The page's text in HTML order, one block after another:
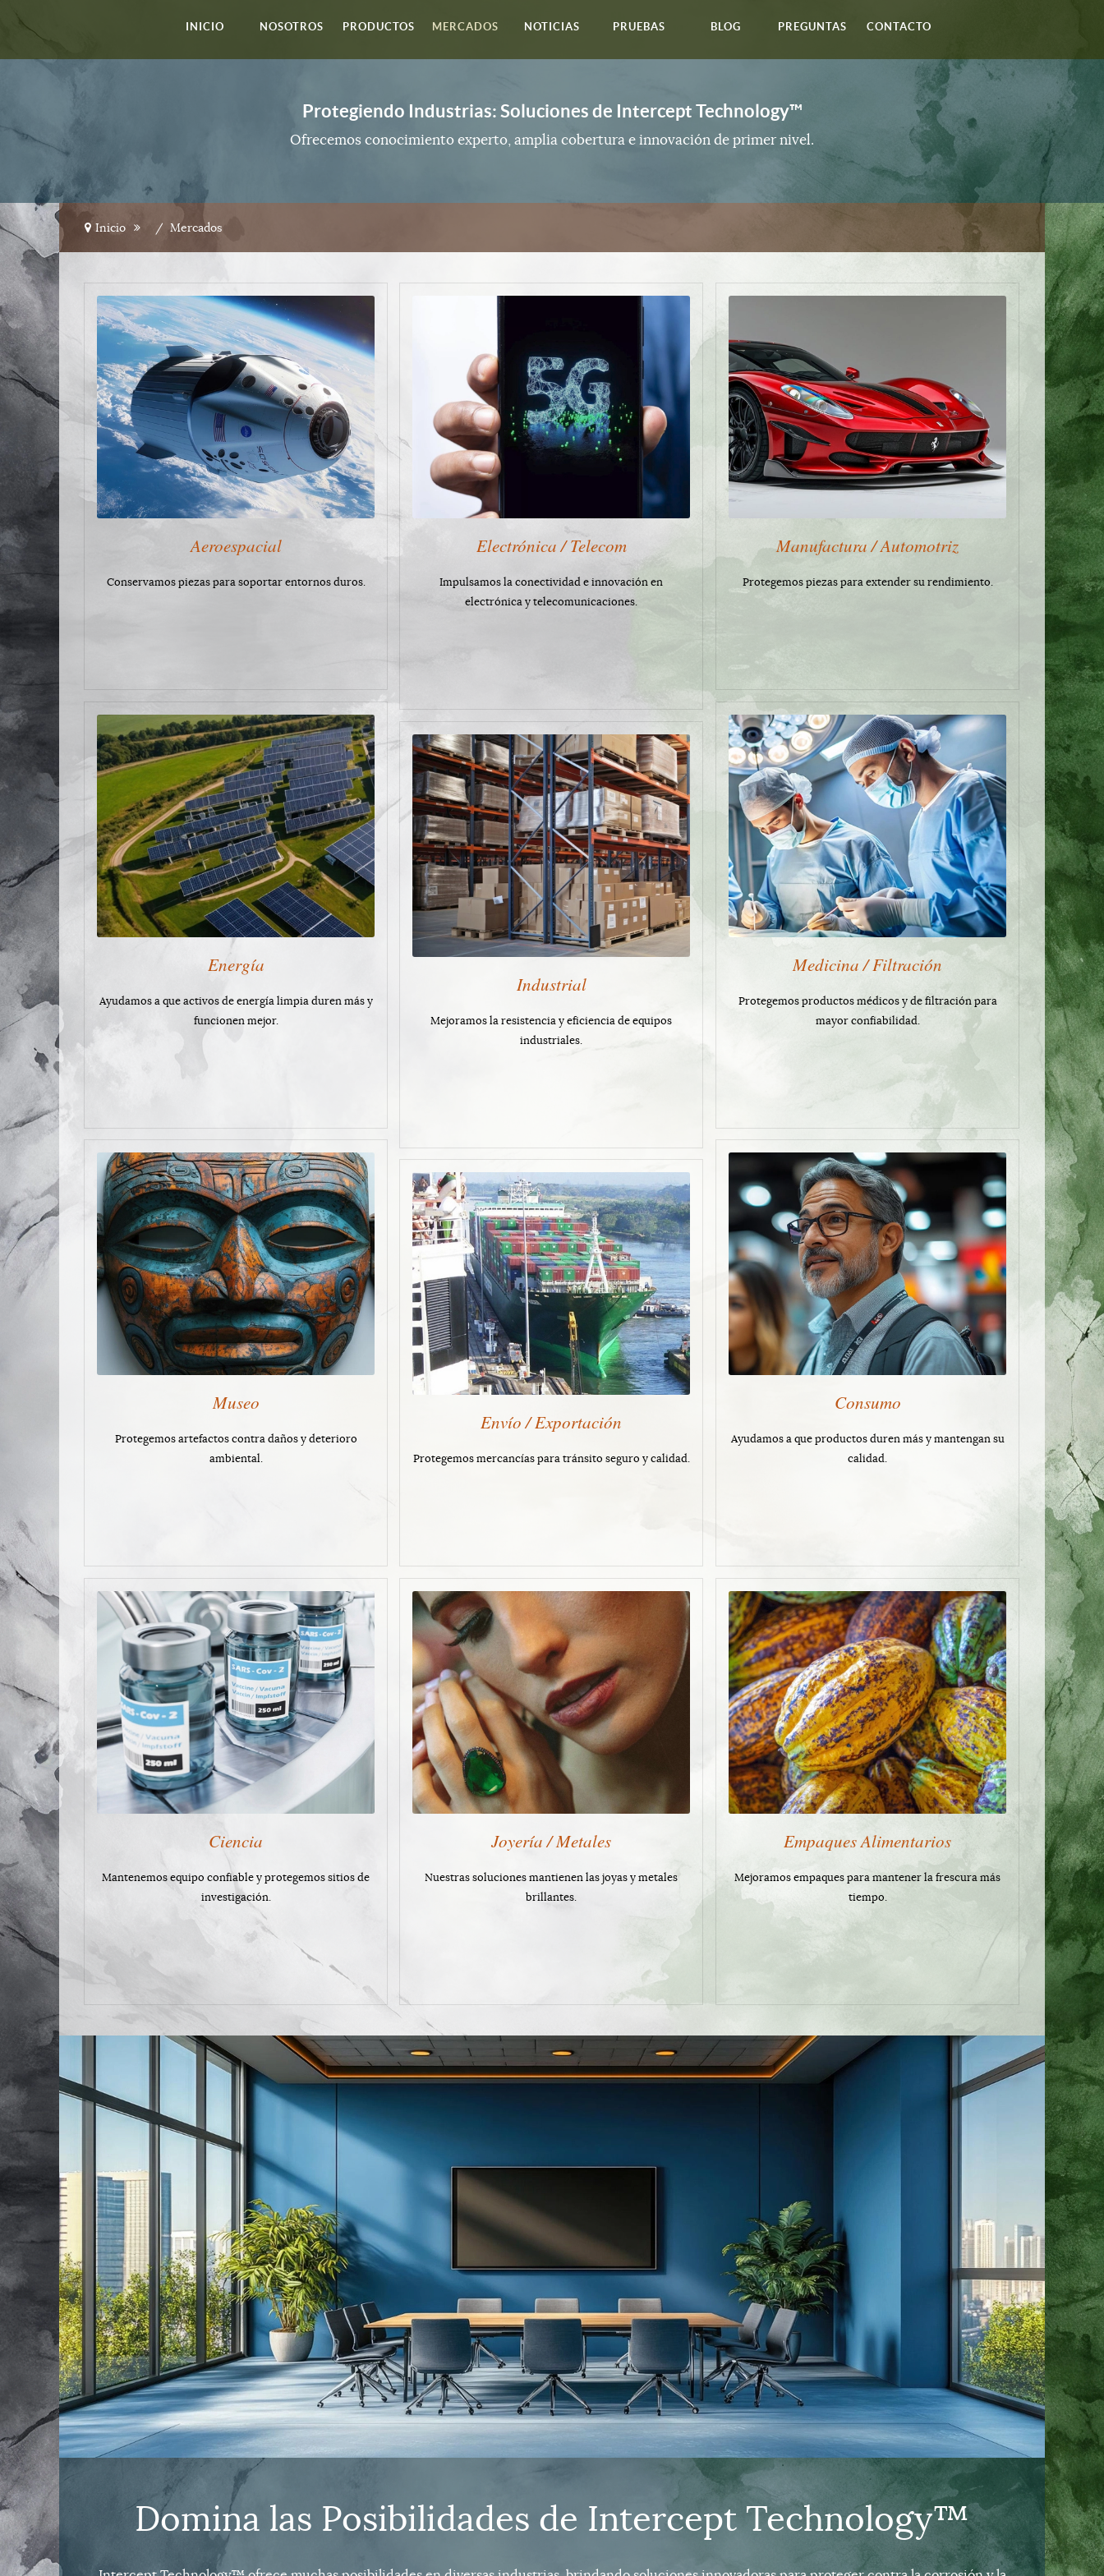
INICIO NOSOTROS PRODUCTOS MERCADOS NOTICIAS PRUEBAS BLOG PREGUNTAS CONTACTO
Protegiendo Industrias: Soluciones de Intercept Technology™
Ofrecemos conocimiento experto, amplia cobertura e innovación de primer nivel.
Inicio Mercados
Aeroespacial
Conservamos piezas para soportar entornos duros.
Electrónica / Telecom
Impulsamos la conectividad e innovación en
electrónica y telecomunicaciones.
Manufactura / Automotriz
Protegemos piezas para extender su rendimiento.
Energía
Ayudamos a que activos de energía limpia duren más y
funcionen mejor.
Medicina / Filtración
Protegemos productos médicos y de filtración para
mayor confiabilidad.
Industrial
Mejoramos la resistencia y eficiencia de equipos
industriales.
Museo
Protegemos artefactos contra daños y deterioro
ambiental.
Consumo
Ayudamos a que productos duren más y mantengan su
calidad.
Envío / Exportación
Protegemos mercancías para tránsito seguro y calidad.
Ciencia
Mantenemos equipo confiable y protegemos sitios de
investigación.
Joyería / Metales
Nuestras soluciones mantienen las joyas y metales
brillantes.
Empaques Alimentarios
Mejoramos empaques para mantener la frescura más
tiempo.
Domina las Posibilidades de Intercept Technology™